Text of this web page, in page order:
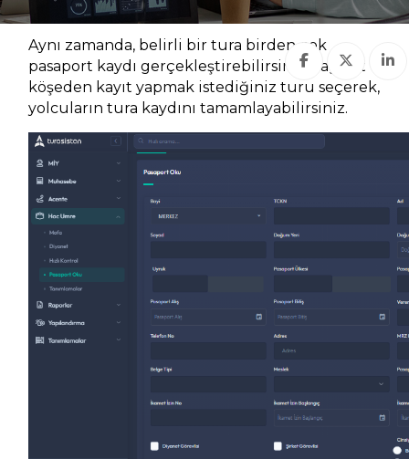
olmak zorundadır.)
Aynı zamanda, belirli bir tura birden çok
pasaport kaydı gerçekleştirebilirsiniz. Sağ üst
köşeden kayıt yapmak istediğiniz turu seçerek,
yolcuların tura kaydını tamamlayabilirsiniz.